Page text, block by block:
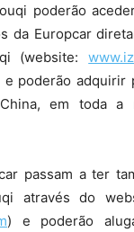
poderão
da Europcar
(website:
e poderão adquirir
em toda a
passam a ter
através do
) e poderão